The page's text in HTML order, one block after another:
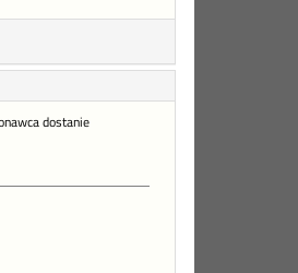
dostanie